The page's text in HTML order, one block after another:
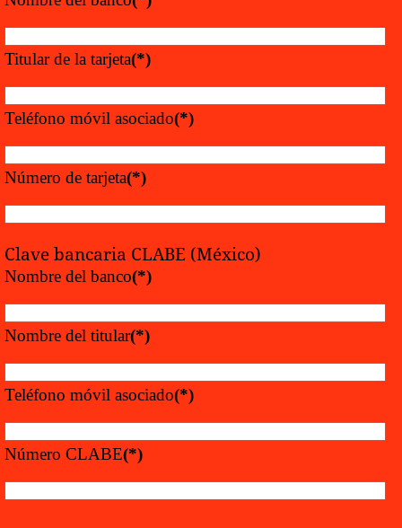
Titular de la tarjeta(*)
Teléfono móvil asociado(*)
Número de tarjeta(*)
Clave bancaria CLABE (México)
Nombre del banco(*)
Nombre del titular(*)
Teléfono móvil asociado(*)
Número CLABE(*)